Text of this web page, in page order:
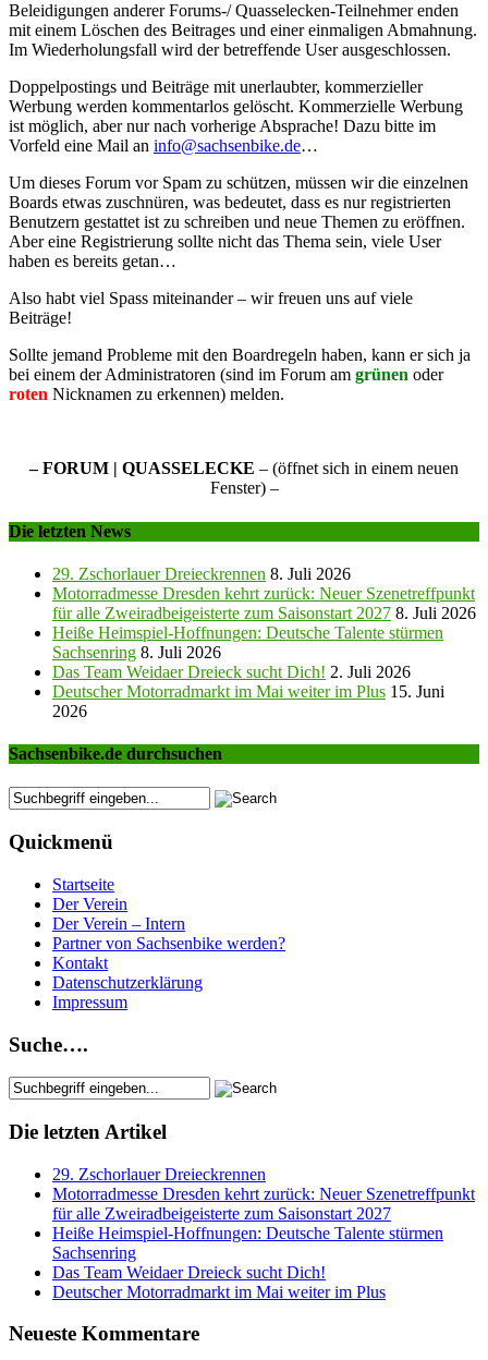
Beleidigungen anderer Forums-/ Quasselecken-Teilnehmer enden
mit einem Löschen des Beitrages und einer einmaligen Abmahnung.
Im Wiederholungsfall wird der betreffende User ausgeschlossen.
Doppelpostings und Beiträge mit unerlaubter, kommerzieller
Werbung werden kommentarlos gelöscht. Kommerzielle Werbung
ist möglich, aber nur nach vorherige Absprache! Dazu bitte im
Vorfeld eine Mail an info@sachsenbike.de…
Um dieses Forum vor Spam zu schützen, müssen wir die einzelnen
Boards etwas zuschnüren, was bedeutet, dass es nur registrierten
Benutzern gestattet ist zu schreiben und neue Themen zu eröffnen.
Aber eine Registrierung sollte nicht das Thema sein, viele User
haben es bereits getan…
Also habt viel Spass miteinander – wir freuen uns auf viele
Beiträge!
Sollte jemand Probleme mit den Boardregeln haben, kann er sich ja
bei einem der Administratoren (sind im Forum am grünen oder
roten Nicknamen zu erkennen) melden.
– FORUM | QUASSELECKE – (öffnet sich in einem neuen
Fenster) –
Die letzten News
29. Zschorlauer Dreieckrennen 8. Juli 2026
Motorradmesse Dresden kehrt zurück: Neuer Szenetreffpunkt
für alle Zweiradbeigeisterte zum Saisonstart 2027 8. Juli 2026
Heiße Heimspiel-Hoffnungen: Deutsche Talente stürmen
Sachsenring 8. Juli 2026
Das Team Weidaer Dreieck sucht Dich! 2. Juli 2026
Deutscher Motorradmarkt im Mai weiter im Plus 15. Juni
2026
Sachsenbike.de durchsuchen
Quickmenü
Startseite
Der Verein
Der Verein – Intern
Partner von Sachsenbike werden?
Kontakt
Datenschutzerklärung
Impressum
Suche….
Die letzten Artikel
29. Zschorlauer Dreieckrennen
Motorradmesse Dresden kehrt zurück: Neuer Szenetreffpunkt
für alle Zweiradbeigeisterte zum Saisonstart 2027
Heiße Heimspiel-Hoffnungen: Deutsche Talente stürmen
Sachsenring
Das Team Weidaer Dreieck sucht Dich!
Deutscher Motorradmarkt im Mai weiter im Plus
Neueste Kommentare